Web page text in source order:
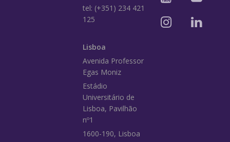
tel: (+351) 234 421
125
Lisboa
Avenida Professor
Egas Moniz
Estádio
Universitário de
Lisboa, Pavilhão
nº1
1600-190, Lisboa